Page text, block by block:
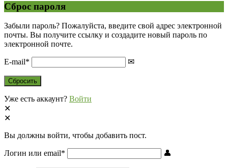
Сброс пароля
Забыли пароль? Пожалуйста, введите свой адрес электронной
почты. Вы получите ссылку и создадите новый пароль по
электронной почте.
E-mail*
Уже есть аккаунт? Войти
Вы должны войти, чтобы добавить пост.
Логин или email*